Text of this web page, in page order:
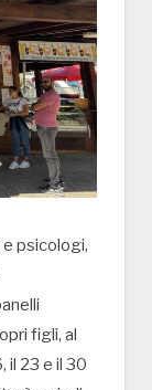
psicologi,
figli, al
il 23 e il 30